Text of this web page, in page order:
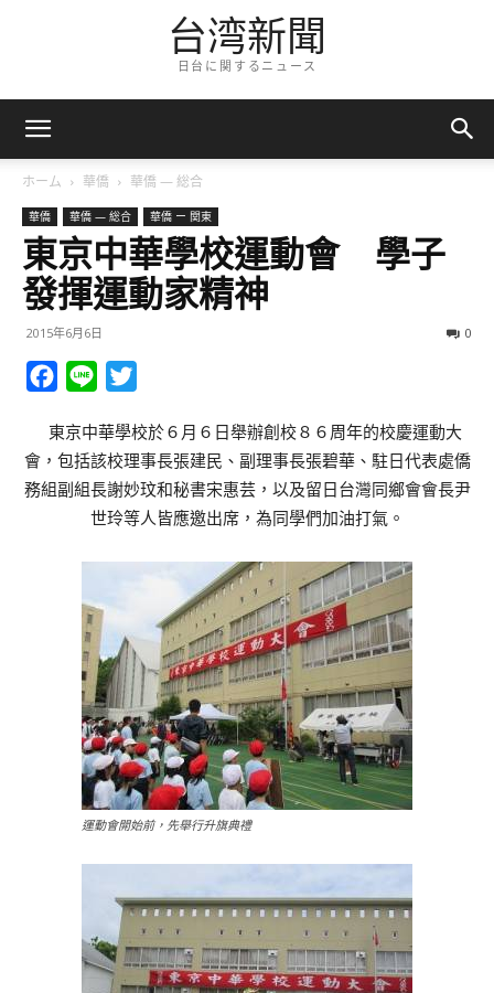
台湾新聞
日台に関するニュース
ホーム 華僑 華僑 — 総合
華僑 華僑 — 総合 華僑 ー 関東
東京中華學校運動會 學子
發揮運動家精神
2015年6月6日 0
Facebook
Line
東京中華學校於６月６日舉辦創校８６周年的校慶運動大
會，包括該校理事長張建民、副理事長張碧華、駐日代表處僑
務組副組長謝妙玟和秘書宋惠芸，以及留日台灣同鄉會會長尹
世玲等人皆應邀出席，為同學們加油打氣。
運動會開始前，先舉行升旗典禮